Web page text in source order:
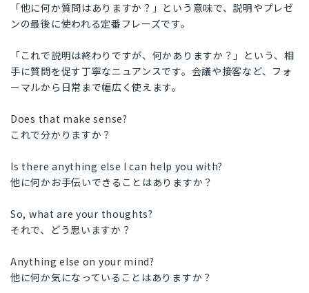
「他に何か質問はありますか？」という意味で、説明やプレゼ
ンの最後に使われる定番フレーズです。
「これで説明は終わりですが、何かありますか？」という、相
手に質問を促す丁寧なニュアンスです。会議や接客など、フォ
ーマルから日常まで幅広く使えます。
Does that make sense?
これで分かりますか？
Is there anything else I can help you with?
他に何かお手伝いできることはありますか？
So, what are your thoughts?
それで、どう思いますか？
Anything else on your mind?
他に何か気になっていることはありますか？